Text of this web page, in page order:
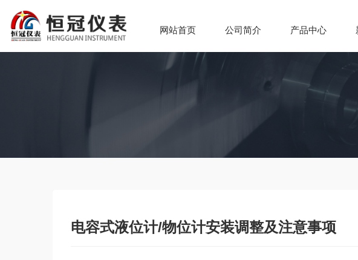
网站首页 公司简介 产品中心
电容式液位计/物位计安装调整及注意事项